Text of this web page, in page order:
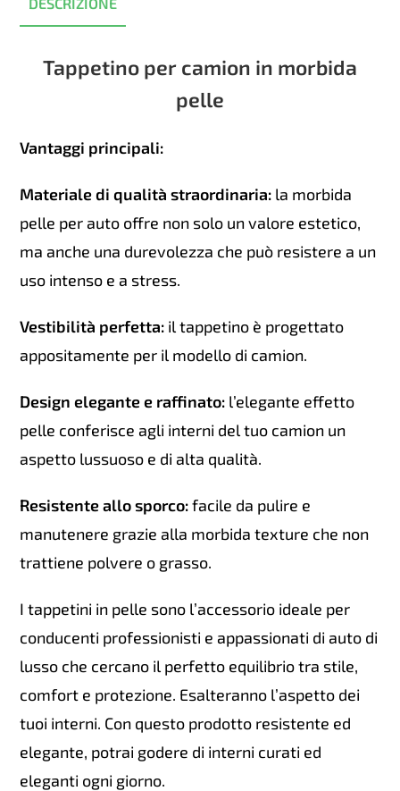
Tappetino per camion in morbida
pelle
Vantaggi principali:
Materiale di qualità straordinaria: la morbida
pelle per auto offre non solo un valore estetico,
ma anche una durevolezza che può resistere a un
uso intenso e a stress.
Vestibilità perfetta: il tappetino è progettato
appositamente per il modello di camion.
Design elegante e raffinato: l’elegante effetto
pelle conferisce agli interni del tuo camion un
aspetto lussuoso e di alta qualità.
Resistente allo sporco:facile da pulire e
manutenere grazie alla morbida texture che non
trattiene polvere o grasso.
I tappetini in pelle sono l’accessorio ideale per
conducenti professionisti e appassionati di auto di
lusso che cercano il perfetto equilibrio tra stile,
comfort e protezione. Esalteranno l’aspetto dei
tuoi interni. Con questo prodotto resistente ed
elegante, potrai godere di interni curati ed
eleganti ogni giorno.